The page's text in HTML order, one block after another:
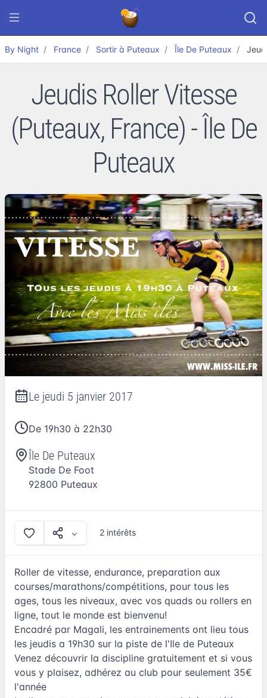
By Night France Sortir à Puteaux Île De Puteaux
Jeudis Roller Vitesse
(Puteaux, France) - Île De
Puteaux
Le jeudi 5 janvier 2017
De 19h30 à 22h30
Île De Puteaux
Stade De Foot
92800 Puteaux
2 intérêts
Roller de vitesse, endurance, preparation aux
courses/marathons/compétitions, pour tous les
ages, tous les niveaux, avec vos quads ou rollers en
ligne, tout le monde est bienvenu!
Encadré par Magali, les entrainements ont lieu tous
les jeudis a 19h30 sur la piste de l'Ile de Puteaux
Venez découvrir la discipline gratuitement et si vous
vous y plaisez, adhérez au club pour seulement 35€
l'année